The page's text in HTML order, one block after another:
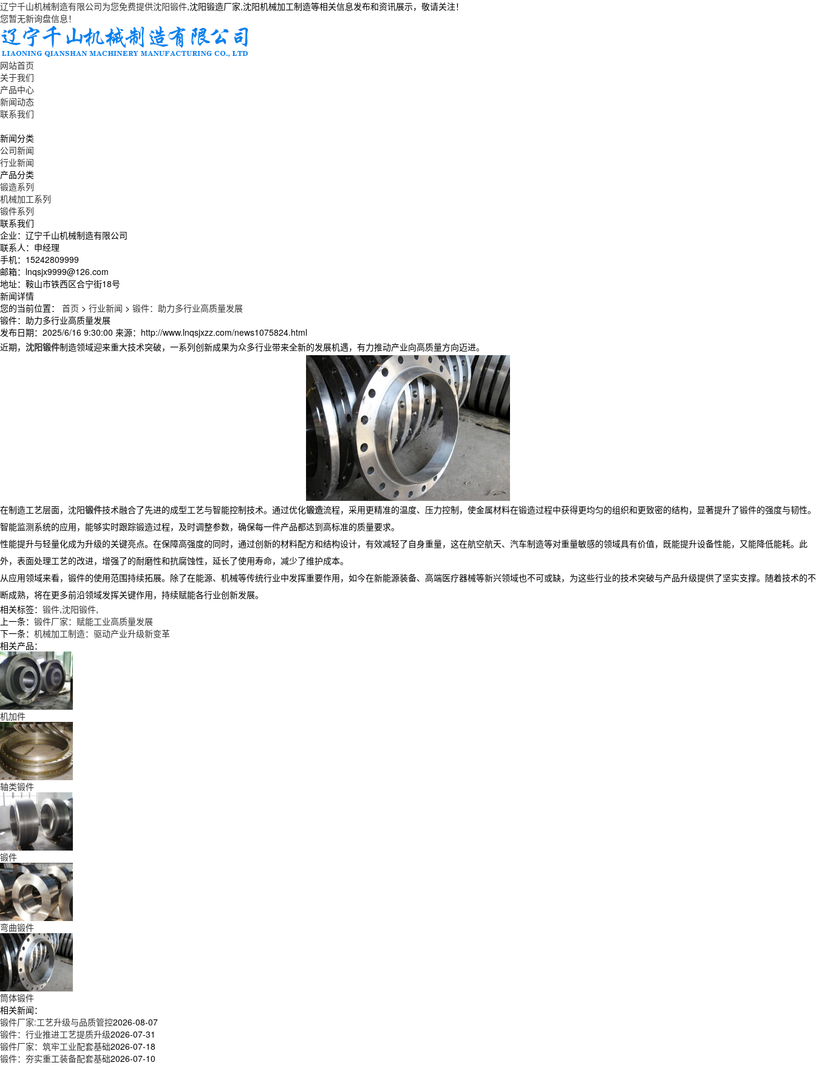
辽宁千山机械制造有限公司为您免费提供沈阳锻件,沈阳锻造厂家,沈阳机械加工制造等相关信息发布和资讯展示，敬请关注！
您暂无新询盘信息！
网站首页
关于我们
产品中心
新闻动态
联系我们
新闻分类
公司新闻
行业新闻
产品分类
锻造系列
机械加工系列
锻件系列
联系我们
企业：辽宁千山机械制造有限公司
联系人：申经理
手机：15242809999
邮箱：lnqsjx9999@126.com
地址：鞍山市铁西区合宁街18号
新闻详情
您的当前位置： 首页 > 行业新闻 > 锻件：助力多行业高质量发展​
锻件：助力多行业高质量发展​
发布日期： 2025/6/16 9:30:00 来源： http://www.lnqsjxzz.com/news1075824.html
近期， 沈阳锻件制造领域迎来重大技术突破，一系列创新成果为众多行业带来全新的发展机遇，有力推动产业向高质量方向迈进。​
在制造工艺层面，沈阳锻件技术融合了先进的成型工艺与智能控制技术。通过优化锻造流程，采用更精准的温度、压力控制，使金属材料在锻造过程中获得更均匀的组织和更致密的结构，显著提升了锻件的强度与韧性。
智能监测系统的应用，能够实时跟踪锻造过程，及时调整参数，确保每一件产品都达到高标准的质量要求。​
性能提升与轻量化成为升级的关键亮点。在保障高强度的同时，通过创新的材料配方和结构设计，有效减轻了自身重量，这在航空航天、汽车制造等对重量敏感的领域具有价值，既能提升设备性能，又能降低能耗。此
外，表面处理工艺的改进，增强了的耐磨性和抗腐蚀性，延长了使用寿命，减少了维护成本。​
从应用领域来看，锻件的使用范围持续拓展。除了在能源、机械等传统行业中发挥重要作用，如今在新能源装备、高端医疗器械等新兴领域也不可或缺，为这些行业的技术突破与产品升级提供了坚实支撑。随着技术的不
断成熟，将在更多前沿领域发挥关键作用，持续赋能各行业创新发展。
相关标签： 锻件,沈阳锻件,
上一条： 锻件厂家：赋能工业高质量发展​
下一条： 机械加工制造：驱动产业升级新变革
相关产品：
机加件
轴类锻件
锻件
弯曲锻件
筒体锻件
相关新闻：
锻件厂家:工艺升级与品质管控2026-08-07
锻件：行业推进工艺提质升级2026-07-31
锻件厂家：筑牢工业配套基础2026-07-18
锻件：夯实重工装备配套基础2026-07-10